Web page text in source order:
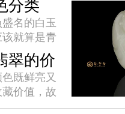
分类
名的白玉
就算是青
玉相近，
只不过是
同而呈
翠的价
既鲜亮又
价值，故
美，美在